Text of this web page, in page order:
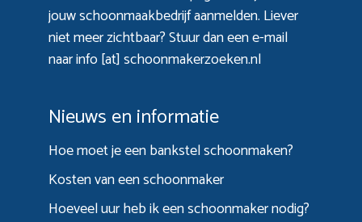
jouw schoonmaakbedrijf aanmelden. Liever
niet meer zichtbaar? Stuur dan een e-mail
naar info [at] schoonmakerzoeken.nl
Nieuws en informatie
Hoe moet je een bankstel schoonmaken?
Kosten van een schoonmaker
Hoeveel uur heb ik een schoonmaker nodig?